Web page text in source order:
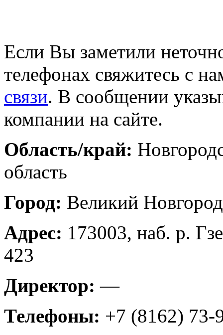
Если Вы заметили
телефонах свяжитесь с
связи. В сообщении
компании на сайте.
Область/край:
область
Город: Великий Новгород
Адрес: 173003, наб. р.
423
Директор:—
Телефоны: +7 (8162) 73-